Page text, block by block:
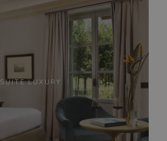
SUITE LUXURY